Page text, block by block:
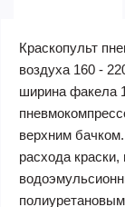
Краскопульт
воздуха 160 -
ширина факела
верхним
расхода